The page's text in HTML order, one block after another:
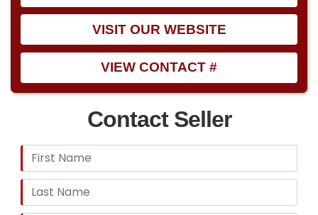
VISIT OUR WEBSITE
VIEW CONTACT #
Contact Seller